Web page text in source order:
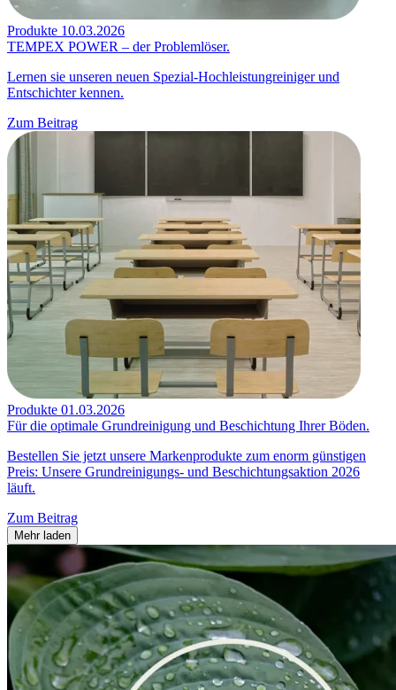
Produkte 10.03.2026
TEMPEX POWER – der Problemlöser.
Lernen sie unseren neuen Spezial-Hochleistungreiniger und
Entschichter kennen.
Zum Beitrag
Produkte 01.03.2026
Für die optimale Grundreinigung und Beschichtung Ihrer Böden.
Bestellen Sie jetzt unsere Markenprodukte zum enorm günstigen
Preis: Unsere Grundreinigungs- und Beschichtungsaktion 2026
läuft.
Zum Beitrag
Mehr laden